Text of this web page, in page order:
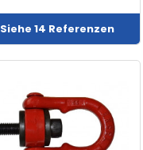
Siehe 14 Referenzen